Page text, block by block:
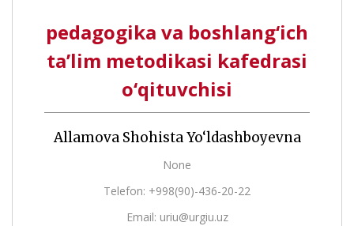
pedagogika va boshlang‘ich
ta’lim metodikasi kafedrasi
o‘qituvchisi
Allamova Shohista Yo‘ldashboyevna
None
Telefon: +998(90)-436-20-22
Email: uriu@urgiu.uz